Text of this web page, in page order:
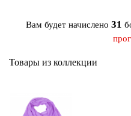
Вам будет начислено 31
Товары из коллекции